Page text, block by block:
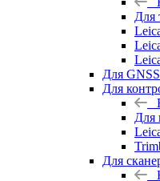
Для
Для
Для
Для
Для